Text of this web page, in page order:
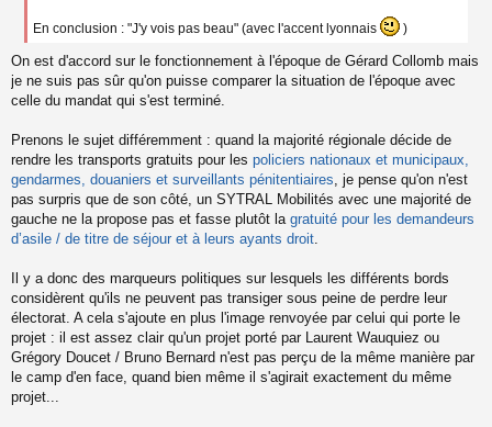
En conclusion : "J'y vois pas beau" (avec l'accent lyonnais )
On est d'accord sur le fonctionnement à l'époque de Gérard Collomb mais
je ne suis pas sûr qu'on puisse comparer la situation de l'époque avec
celle du mandat qui s'est terminé.
Prenons le sujet différemment : quand la majorité régionale décide de
rendre les transports gratuits pour les policiers nationaux et municipaux,
gendarmes, douaniers et surveillants pénitentiaires, je pense qu'on n'est
pas surpris que de son côté, un SYTRAL Mobilités avec une majorité de
gauche ne la propose pas et fasse plutôt la gratuité pour les demandeurs
d’asile / de titre de séjour et à leurs ayants droit.
Il y a donc des marqueurs politiques sur lesquels les différents bords
considèrent qu'ils ne peuvent pas transiger sous peine de perdre leur
électorat. A cela s'ajoute en plus l'image renvoyée par celui qui porte le
projet : il est assez clair qu'un projet porté par Laurent Wauquiez ou
Grégory Doucet / Bruno Bernard n'est pas perçu de la même manière par
le camp d'en face, quand bien même il s'agirait exactement du même
projet...